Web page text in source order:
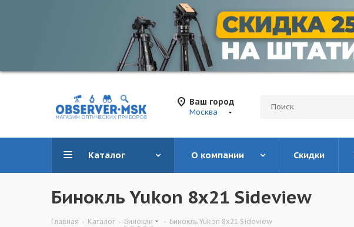
Ваш город
Москва
Каталог О компании Скидки
Бинокль Yukon 8x21 Sideview
Главная - Каталог - Бинокли - Бинокль Yukon 8x21 Sideview